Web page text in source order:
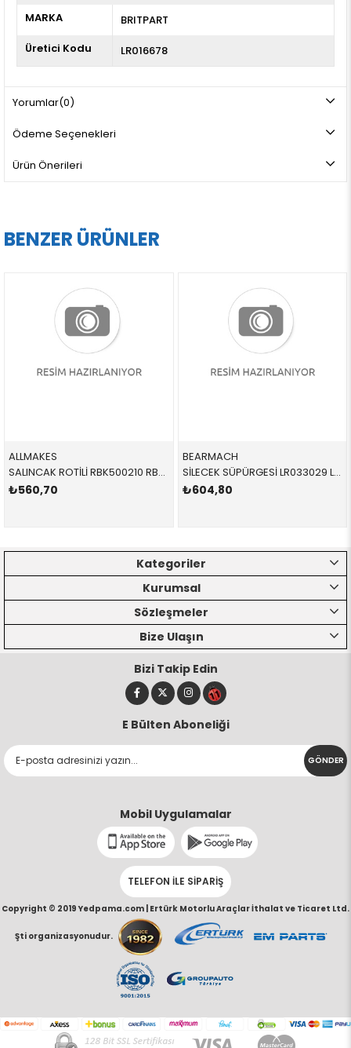
MARKA
BRITPART
Üretici Kodu
LR016678
Yorumlar(0)
Ödeme Seçenekleri
Ürün Önerileri
BENZER ÜRÜNLER
ALLMAKES
SALINCAK ROTİLİ RBK500210 RBK500210 RBK500210 VOGUE ÜST-ÖN SAĞ-SOL 2002-2012
₺560,70
BEARMACH
SİLECEK SÜPÜRGESİ LR033029 LR033029 LR033029
₺604,80
Kategoriler
Kurumsal
Sözleşmeler
Bize Ulaşın
Bizi Takip Edin
E Bülten Aboneliği
GÖNDER
Mobil Uygulamalar
TELEFON İLE SİPARİŞ
Copyright © 2019 Yedpama.com | Ertürk Motorlu Araçlar İthalat ve Ticaret Ltd.
Şti organizasyonudur.